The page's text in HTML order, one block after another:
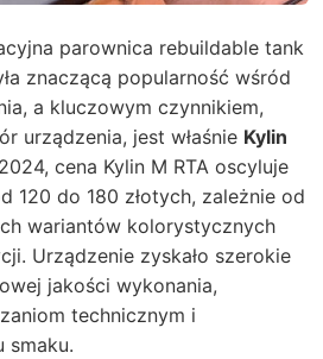
parownica rebuildable tank
znaczącą popularność wśród
a kluczowym czynnikiem,
urządzenia, jest właśnie Kylin
cena Kylin M RTA oscyluje
120 do 180 złotych, zależnie od
wariantów kolorystycznych
Urządzenie zyskało szerokie
jakości wykonania,
technicznym i
smaku.